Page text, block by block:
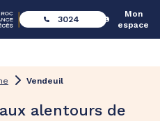
3024
Mon
espace
Vendeuil
alentours de